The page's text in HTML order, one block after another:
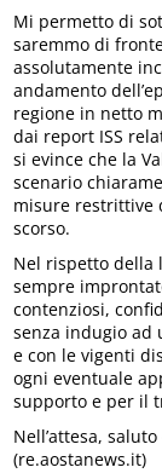
Mi permetto di
saremmo di
assolutamente
andamento
regione in netto
dai report ISS
si evince che la
scenario
misure restrittive
scorso.
Nel rispetto della
sempre
contenziosi,
senza indugio ad
e con le vigenti
ogni eventuale
supporto e per il
Nell’attesa,
(re.aostanews.it)